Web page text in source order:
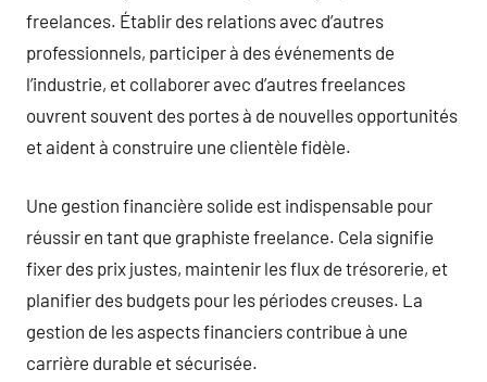
freelances. Établir des relations avec d’autres
professionnels, participer à des événements de
l’industrie, et collaborer avec d’autres freelances
ouvrent souvent des portes à de nouvelles opportunités
et aident à construire une clientèle fidèle.
Une gestion financière solide est indispensable pour
réussir en tant que graphiste freelance. Cela signifie
fixer des prix justes, maintenir les flux de trésorerie, et
planifier des budgets pour les périodes creuses. La
gestion de les aspects financiers contribue à une
carrière durable et sécurisée.